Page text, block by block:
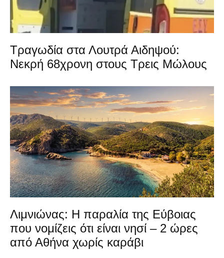
Τραγωδία στα Λουτρά Αιδηψού:
Νεκρή 68χρονη στους Τρεις Μώλους
Λιμνιώνας: Η παραλία της Εύβοιας
που νομίζεις ότι είναι νησί – 2 ώρες
από Αθήνα χωρίς καράβι